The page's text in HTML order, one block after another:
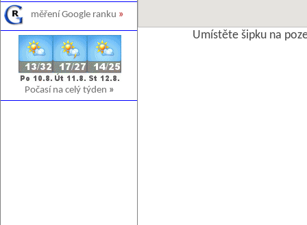
měření Google ranku »
Počasí na celý týden »
Umístěte šipku na